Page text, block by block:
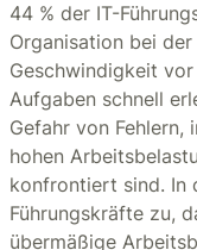
44 % der IT-
Organisation bei
Geschwindigkeit
Aufgaben schnell
Gefahr von Fehlern,
hohen
konfrontiert sind. In
Führungskräfte zu,
übermäßige